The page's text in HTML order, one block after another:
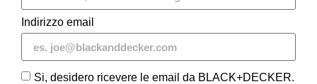
Indirizzo email
Si, desidero ricevere le email da BLACK+DECKER.